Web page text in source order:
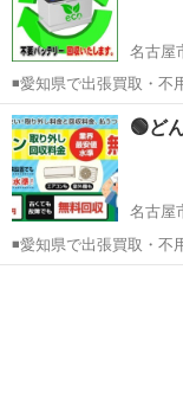
名古屋
◾️愛知県で出張買取・
「中央リサイクル」です。 ☑️現在キャンペーン中で、重くて
車用・バイク用・船舶
す。 ☑️出張料な...
愛知 名古屋市
🟢ど
名古屋
◾️愛知県で出張買取・不
「☘️中央リサイクル」です。 ✅現在キャンペーン中で、